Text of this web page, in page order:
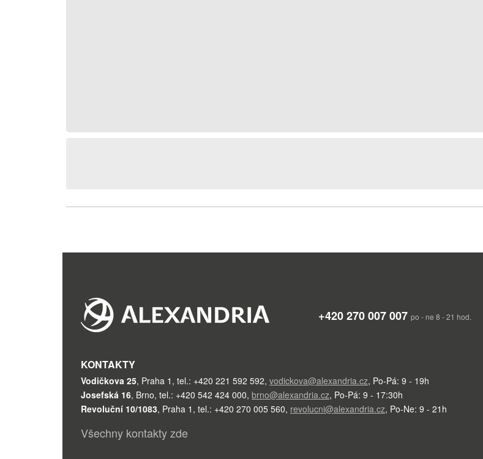
+420 270 007 007 po - ne 8 - 21 hod.
KONTAKTY
Vodičkova 25, Praha 1 , tel.: +420 221 592 592, vodickova@alexandria.cz, Po-Pá: 9 - 19h
Josefská 16, Brno, tel.: +420 542 424 000, brno@alexandria.cz, Po-Pá: 9 - 17:30h
Revoluční 10/1083, Praha 1 , tel.: +420 270 005 560, revolucni@alexandria.cz, Po-Ne: 9 - 21h
Všechny kontakty zde